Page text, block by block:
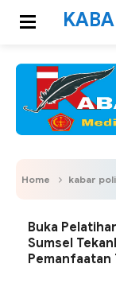
Home kabar
Buka
Sumsel
Pemanfaatan